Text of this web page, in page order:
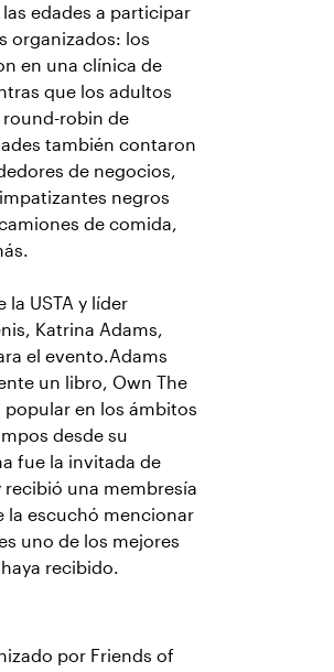
edades a participar
organizados: los
en una clínica de
que los adultos
robin de
también contaron
de negocios,
negros
de comida,
la USTA y líder
Katrina Adams,
el evento.Adams
un libro, Own The
popular en los ámbitos
desde su
fue la invitada de
una membresía
la escuchó mencionar
uno de los mejores
recibido.
por Friends of